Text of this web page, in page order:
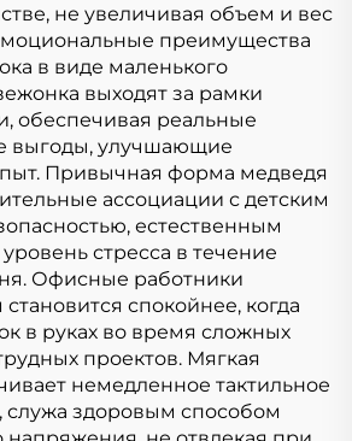
не увеличивая объем и вес
преимущества
в виде маленького
выходят за рамки
обеспечивая реальные
выгоды, улучшающие
Привычная форма медведя
ассоциации с детским
естественным
стресса в течение
Офисные работники
спокойнее, когда
в руках во время сложных
проектов. Мягкая
немедленное тактильное
служа здоровым способом